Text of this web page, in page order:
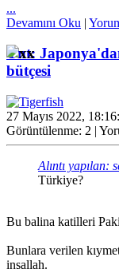
...
Devamını Oku |
Ynt:
bütçesi
27 Mayıs 2022,
Görüntülenme: 2 |
Alıntı yapılan:
Türkiye?
Bu balina katilleri
Bunlara verilen
inşallah.